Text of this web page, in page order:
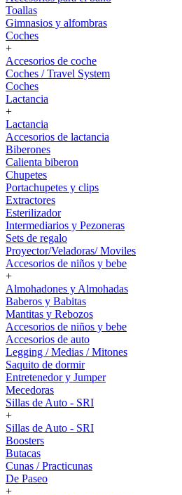
Toallas
Gimnasios y alfombras
Coches
+
Accesorios de coche
Coches / Travel System
Coches
Lactancia
+
Lactancia
Accesorios de lactancia
Biberones
Calienta biberon
Chupetes
Portachupetes y clips
Extractores
Esterilizador
Intermediarios y Pezoneras
Sets de regalo
Proyector/Veladoras/ Moviles
Accesorios de niños y bebe
+
Almohadones y Almohadas
Baberos y Babitas
Mantitas y Rebozos
Accesorios de niños y bebe
Accesorios de auto
Legging / Medias / Mitones
Saquito de dormir
Entretenedor y Jumper
Mecedoras
Sillas de Auto - SRI
+
Sillas de Auto - SRI
Boosters
Butacas
Cunas / Practicunas
De Paseo
+